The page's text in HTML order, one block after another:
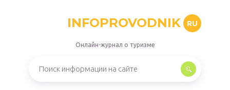
INFOPROVODNIK RU
Онлайн-журнал о туризме